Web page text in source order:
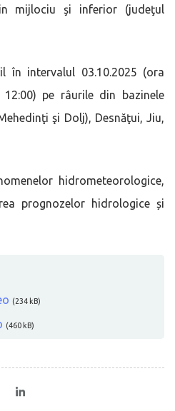
mijlociu şi inferior (judeţul
în intervalul 03.10.2025 (ora
12:00) pe râurile din bazinele
şi Dolj), Desnăţui, Jiu,
hidrometeorologice,
prognozelor hidrologice și
(234 kB)
(460 kB)